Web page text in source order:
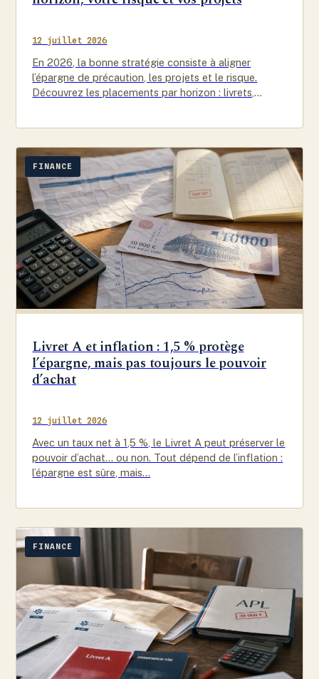
12 juillet 2026
En 2026, la bonne stratégie consiste à aligner
l’épargne de précaution, les projets et le risque.
Découvrez les placements par horizon : livrets,
FINANCE
Livret A et inflation : 1,5 % protège
l’épargne, mais pas toujours le pouvoir
d’achat
12 juillet 2026
Avec un taux net à 1,5 %, le Livret A peut préserver le
pouvoir d’achat… ou non. Tout dépend de l’inflation :
l’épargne est sûre, mais…
FINANCE